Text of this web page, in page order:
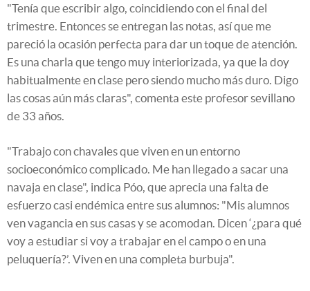
"Tenía que escribir algo, coincidiendo con el final del
trimestre. Entonces se entregan las notas, así que me
pareció la ocasión perfecta para dar un toque de atención.
Es una charla que tengo muy interiorizada, ya que la doy
habitualmente en clase pero siendo mucho más duro. Digo
las cosas aún más claras", comenta este profesor sevillano
de 33 años.
"Trabajo con chavales que viven en un entorno
socioeconómico complicado. Me han llegado a sacar una
navaja en clase", indica Póo, que aprecia una falta de
esfuerzo casi endémica entre sus alumnos: "Mis alumnos
ven vagancia en sus casas y se acomodan. Dicen ‘¿para qué
voy a estudiar si voy a trabajar en el campo o en una
peluquería?’. Viven en una completa burbuja".